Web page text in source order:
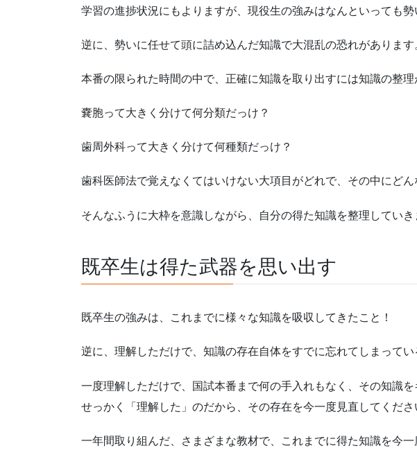
学習の進捗状況にもよりますが、現役生の強みはなんといっても勢
逆に、勢いに任せて頭に詰め込んだ知識で大混乱の恐れがあります
本番の限られた時間の中で、正確に知識を取り出すには知識の整理
嚢胞って大きく分けて何分類だっけ？
歯周外科って大きく分けて何種類だっけ？
歯科医師法で覚えなくてはいけない大項目がどれで、その中にどん
そんなふうに大枠を意識しながら、自分の得た知識を整理していき
既卒生は得た武器を思い出す
既卒生の強みは、これまでに様々な知識を吸収してきたこと！
逆に、理解しただけで、知識の存在自体をすでに忘れてしまってい
一度理解しただけで、国試本番まで何の手入れもなく、その知識を
せっかく「理解した」のだから、その存在を今一度見直してくださ
一年間取り組んだ、さまざまな教材で、これまでに得た知識を今一